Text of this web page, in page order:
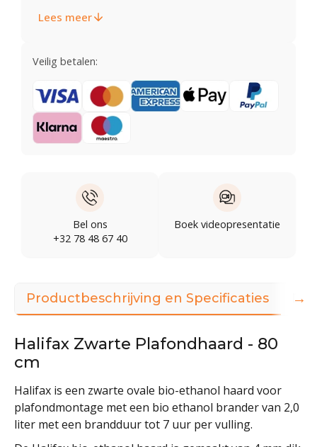
Lees meer
Veilig betalen:
Bel ons
+32 78 48 67 40
Boek videopresentatie
Productbeschrijving en Specificaties
Halifax Zwarte Plafondhaard - 80
cm
Halifax is een zwarte ovale bio-ethanol haard voor
plafondmontage met een bio ethanol brander van 2,0
liter met een brandduur tot 7 uur per vulling.
→